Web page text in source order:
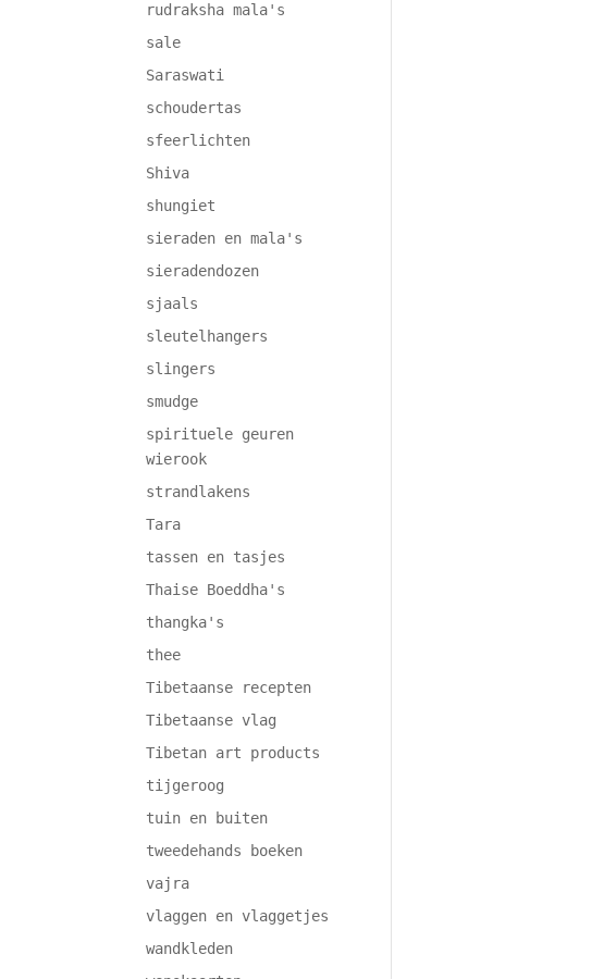
rudraksha mala's
sale
Saraswati
schoudertas
sfeerlichten
Shiva
shungiet
sieraden en mala's
sieradendozen
sjaals
sleutelhangers
slingers
smudge
spirituele geuren
wierook
strandlakens
Tara
tassen en tasjes
Thaise Boeddha's
thangka's
thee
Tibetaanse recepten
Tibetaanse vlag
Tibetan art products
tijgeroog
tuin en buiten
tweedehands boeken
vajra
vlaggen en vlaggetjes
wandkleden